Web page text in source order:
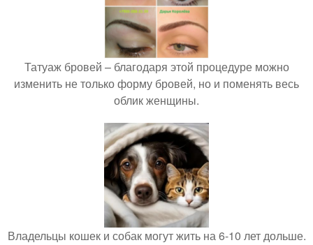
Татуаж бровей – благодаря этой процедуре можно
изменить не только форму бровей, но и поменять весь
облик женщины.
Владельцы кошек и собак могут жить на 6-10 лет дольше.